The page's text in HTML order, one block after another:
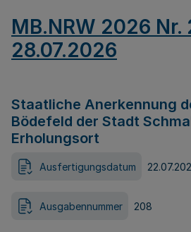
MB.NRW 2026 Nr.
28.07.2026
Staatliche Anerkennung
Bödefeld der Stadt
Erholungsort
Ausfertigungsdatum
Ausgabennummer 208